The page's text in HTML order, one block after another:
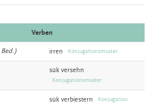
Verben
irren Konjugationsmuster
sük versehn
Konjugationsmuster
sük verbiestern Konjugation